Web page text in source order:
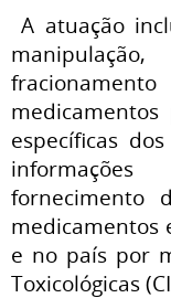
A atuação
específicas
fornecimento
medicamentos
e no país por
Toxicológicas